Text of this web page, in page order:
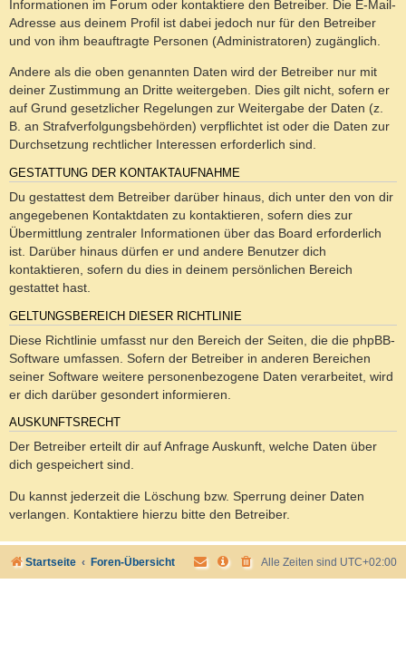
Informationen im Forum oder kontaktiere den Betreiber. Die E-Mail-
Adresse aus deinem Profil ist dabei jedoch nur für den Betreiber
und von ihm beauftragte Personen (Administratoren) zugänglich.
Andere als die oben genannten Daten wird der Betreiber nur mit
deiner Zustimmung an Dritte weitergeben. Dies gilt nicht, sofern er
auf Grund gesetzlicher Regelungen zur Weitergabe der Daten (z.
B. an Strafverfolgungsbehörden) verpflichtet ist oder die Daten zur
Durchsetzung rechtlicher Interessen erforderlich sind.
GESTATTUNG DER KONTAKTAUFNAHME
Du gestattest dem Betreiber darüber hinaus, dich unter den von dir
angegebenen Kontaktdaten zu kontaktieren, sofern dies zur
Übermittlung zentraler Informationen über das Board erforderlich
ist. Darüber hinaus dürfen er und andere Benutzer dich
kontaktieren, sofern du dies in deinem persönlichen Bereich
gestattet hast.
GELTUNGSBEREICH DIESER RICHTLINIE
Diese Richtlinie umfasst nur den Bereich der Seiten, die die phpBB-
Software umfassen. Sofern der Betreiber in anderen Bereichen
seiner Software weitere personenbezogene Daten verarbeitet, wird
er dich darüber gesondert informieren.
AUSKUNFTSRECHT
Der Betreiber erteilt dir auf Anfrage Auskunft, welche Daten über
dich gespeichert sind.
Du kannst jederzeit die Löschung bzw. Sperrung deiner Daten
verlangen. Kontaktiere hierzu bitte den Betreiber.
Startseite Foren-Übersicht Alle Zeiten sind UTC+02:00